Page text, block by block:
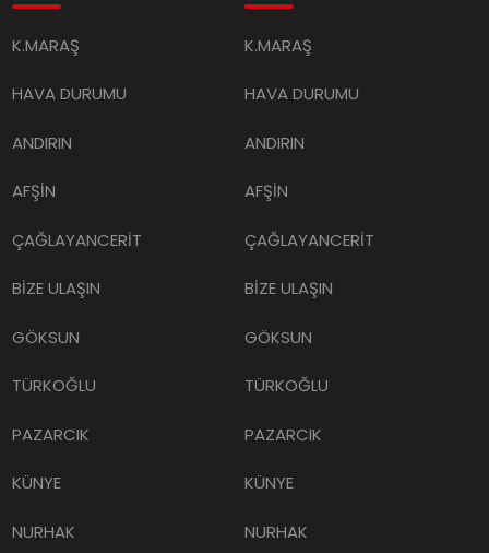
K.MARAŞ
HAVA DURUMU
ANDIRIN
AFŞİN
ÇAĞLAYANCERİT
BİZE ULAŞIN
GÖKSUN
TÜRKOĞLU
PAZARCIK
KÜNYE
NURHAK
K.MARAŞ
HAVA DURUMU
ANDIRIN
AFŞİN
ÇAĞLAYANCERİT
BİZE ULAŞIN
GÖKSUN
TÜRKOĞLU
PAZARCIK
KÜNYE
NURHAK